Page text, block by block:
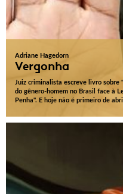
Adriane Hagedorn
Vergonha
Juiz criminalista escreve livro sobre
do gênero-homem no Brasil face à
Penha". E hoje não é primeiro de